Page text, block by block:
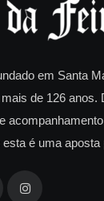
em Santa
de 126 anos.
é uma